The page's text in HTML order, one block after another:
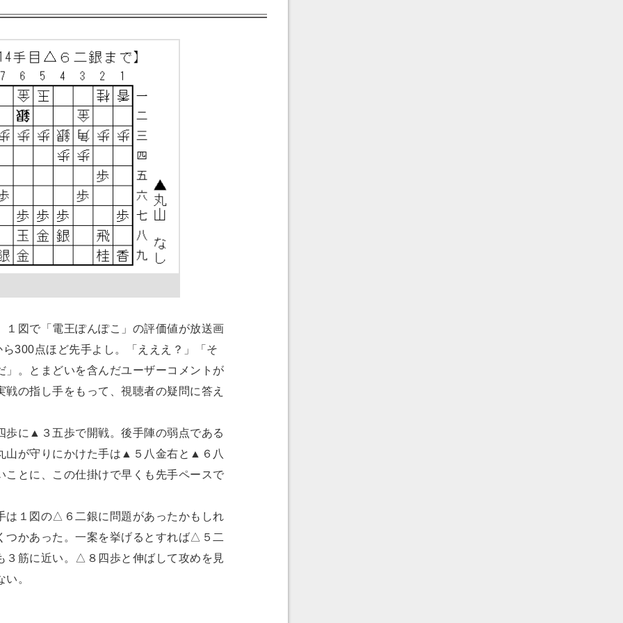
図で「電王ぽんぽこ」の評価値が放送画
300点ほど先手よし。「えええ？」「そ
」。とまどいを含んだユーザーコメントが
の指し手をもって、視聴者の疑問に答え
に▲３五歩で開戦。後手陣の弱点である
山が守りにかけた手は▲５八金右と▲６八
ことに、この仕掛けで早くも先手ペースで
１図の△６二銀に問題があったかもしれ
つかあった。一案を挙げるとすれば△５二
筋に近い。△８四歩と伸ばして攻めを見
。